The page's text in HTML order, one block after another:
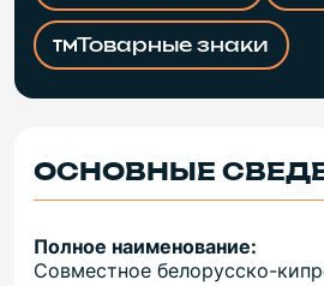
Товарные знаки
ОСНОВНЫЕ
Полное наименование:
Совместное белорусско-